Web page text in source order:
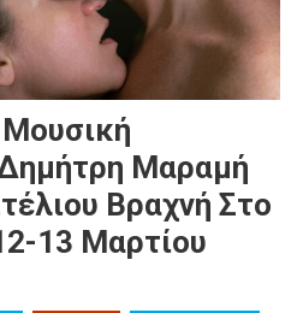
Μαραμή
Βραχνή Στο
13 Μαρτίου